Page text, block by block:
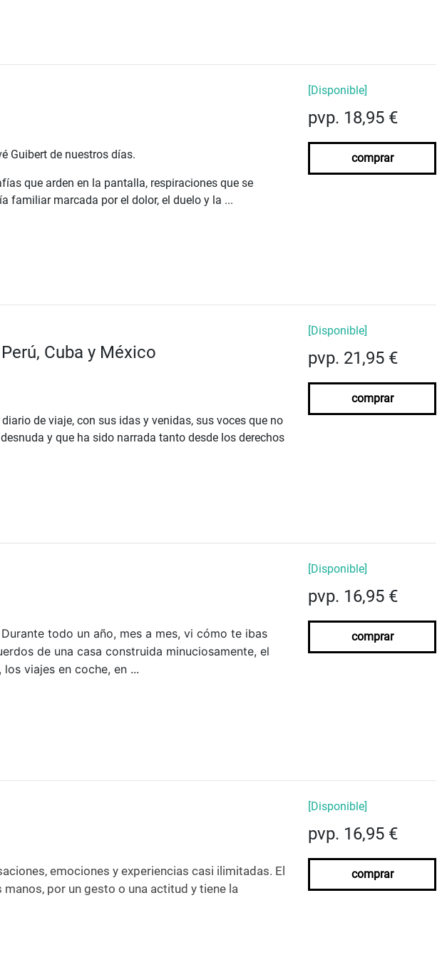
Guibert de nuestros días.
que arden en la pantalla, respiraciones que se
familiar marcada por el dolor, el duelo y la ...
[Disponible]
pvp. 18,95 €
comprar
Cuba y México
de viaje, con sus idas y venidas, sus voces que no
y que ha sido narrada tanto desde los derechos
[Disponible]
pvp. 21,95 €
comprar
todo un año, mes a mes, vi cómo te ibas
de una casa construida minuciosamente, el
viajes en coche, en ...
[Disponible]
pvp. 16,95 €
comprar
emociones y experiencias casi ilimitadas. El
por un gesto o una actitud y tiene la
[Disponible]
pvp. 16,95 €
comprar